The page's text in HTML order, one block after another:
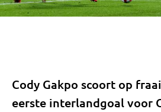
Cody Gakpo scoort op
eerste interlandgoal voor